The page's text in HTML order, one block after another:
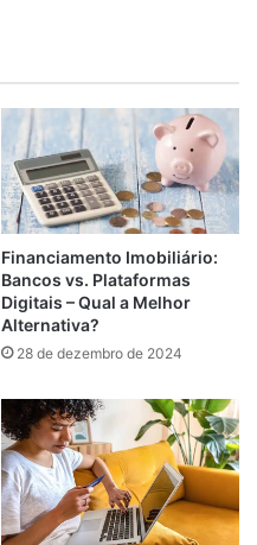
Financiamento Imobiliário:
Bancos vs. Plataformas
Digitais – Qual a Melhor
Alternativa?
28 de dezembro de 2024